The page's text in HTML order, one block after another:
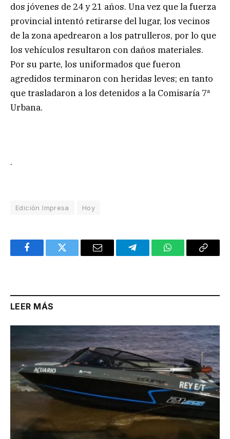
dos jóvenes de 24 y 21 años. Una vez que la fuerza
provincial intentó retirarse del lugar, los vecinos
de la zona apedrearon a los patrulleros, por lo que
los vehículos resultaron con daños materiales.
Por su parte, los uniformados que fueron
agredidos terminaron con heridas leves; en tanto
que trasladaron a los detenidos a la Comisaría 7ª
Urbana.
.
Edición Impresa Hoy
FacebookTwitter Email TelegramWhatsAppCopy
LEER MÁS